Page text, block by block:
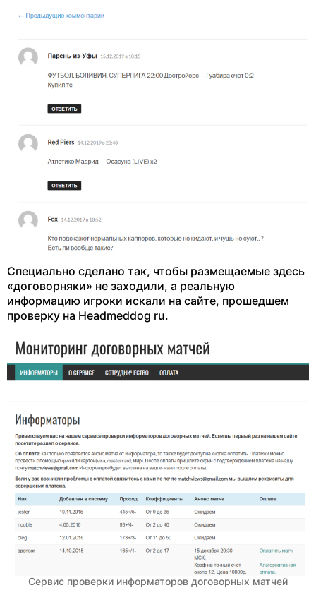
Специально сделано так, чтобы размещаемые здесь
«договорняки» не заходили, а реальную
информацию игроки искали на сайте, прошедшем
проверку на Headmeddog ru.
Сервис проверки информаторов договорных матчей